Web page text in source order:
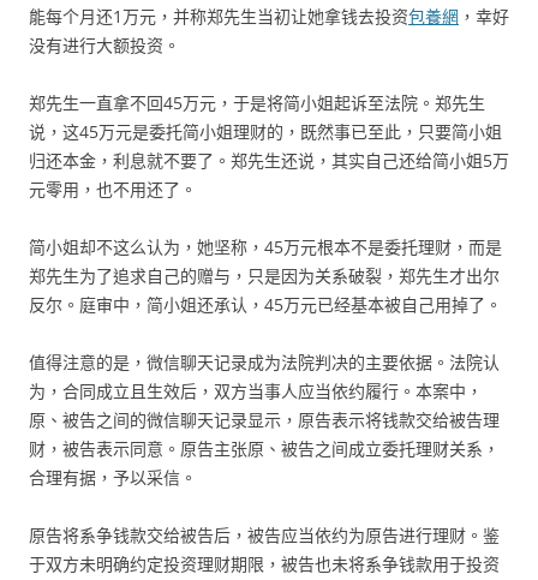
能每个月还1万元，并称郑先生当初让她拿钱去投资包養網 ，幸好
没有进行大额投资。
郑先生一直拿不回45万元，于是将简小姐起诉至法院。郑先生
说，这45万元是委托简小姐理财的，既然事已至此，只要简小姐
归还本金，利息就不要了。郑先生还说，其实自己还给简小姐5万
元零用，也不用还了。
简小姐却不这么认为，她坚称，45万元根本不是委托理财，而是
郑先生为了追求自己的赠与，只是因为关系破裂，郑先生才出尔
反尔。庭审中，简小姐还承认，45万元已经基本被自己用掉了。
值得注意的是，微信聊天记录成为法院判决的主要依据。法院认
为，合同成立且生效后，双方当事人应当依约履行。本案中，
原、被告之间的微信聊天记录显示，原告表示将钱款交给被告理
财，被告表示同意。原告主张原、被告之间成立委托理财关系，
合理有据，予以采信。
原告将系争钱款交给被告后，被告应当依约为原告进行理财。鉴
于双方未明确约定投资理财期限，被告也未将系争钱款用于投资